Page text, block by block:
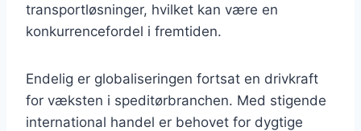
transportløsninger, hvilket kan være en
konkurrencefordel i fremtiden.
Endelig er globaliseringen fortsat en drivkraft
for væksten i speditørbranchen. Med stigende
international handel er behovet for dygtige